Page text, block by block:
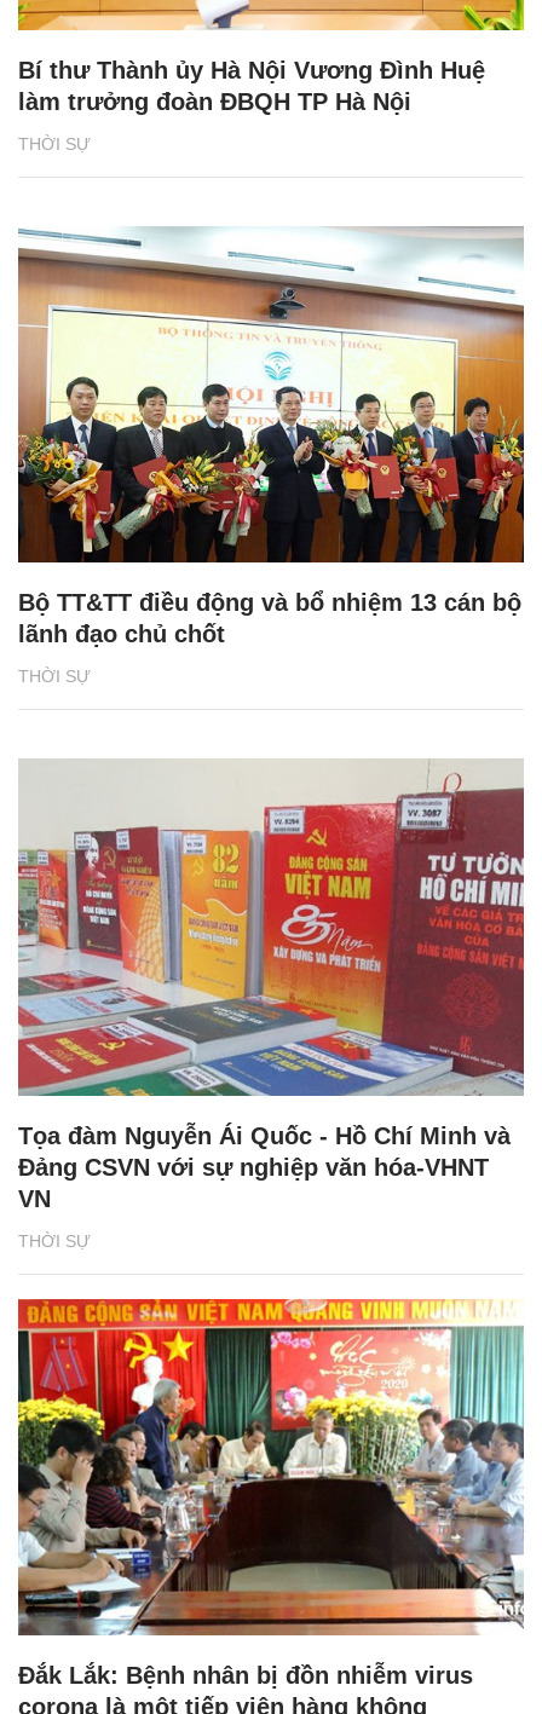
THỜI SỰ
Bí thư Thành ủy Hà Nội Vương Đình Huệ
làm trưởng đoàn ĐBQH TP Hà Nội
THỜI SỰ
Bộ TT&TT điều động và bổ nhiệm 13 cán bộ
lãnh đạo chủ chốt
THỜI SỰ
Tọa đàm Nguyễn Ái Quốc - Hồ Chí Minh và
Đảng CSVN với sự nghiệp văn hóa-VHNT
VN
Đắk Lắk: Bệnh nhân bị đồn nhiễm virus
corona là một tiếp viên hàng không